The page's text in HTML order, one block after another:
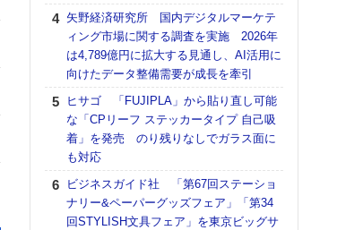
矢野経済研究所 国内デジタルマーケテ
ィング市場に関する調査を実施 2026年
は4,789億円に拡大する見通し、AI活用に
向けたデータ整備需要が成長を牽引
ヒサゴ 「FUJIPLA」から貼り直し可能
な「CPリーフ ステッカータイプ 自己吸
着」を発売 のり残りなしでガラス面に
も対応
ビジネスガイド社 「第67回ステーショ
ナリー&ペーパーグッズフェア」「第34
回STYLISH文具フェア」を東京ビッグサ